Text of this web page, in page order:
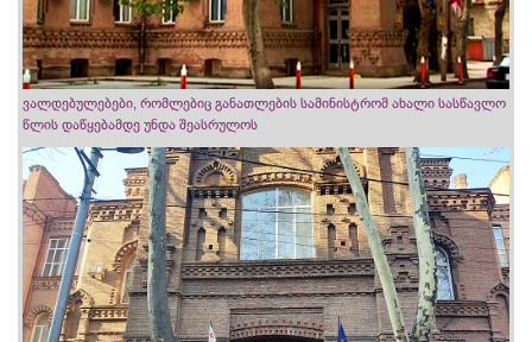
ვალდებულებები, რომლებიც განათლების სამინისტრომ ახალი სასწავლო
წლის დაწყებამდე უნდა შეასრულოს